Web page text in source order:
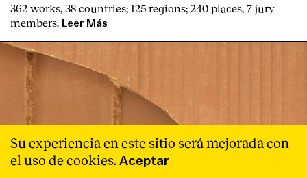
362 works, 38 countries; 125 regions; 240 places, 7 jury
members. Leer Más
Su experiencia en este sitio será mejorada con
el uso de cookies. Aceptar